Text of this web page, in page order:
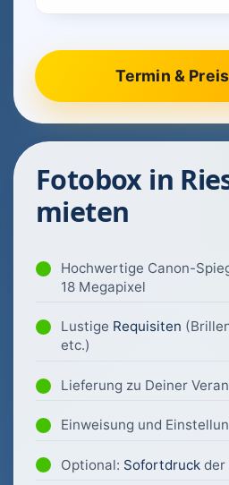
Fotobox in
mieten
Hochwertige Canon-
18 Megapixel
Lustige Requisiten
etc.)
Lieferung zu Deiner
Einweisung und
Optional: Sofortdruck der